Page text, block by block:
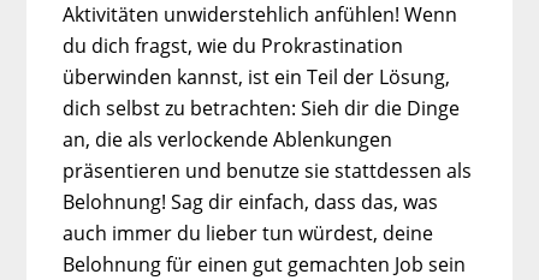
Aktivitäten unwiderstehlich anfühlen! Wenn
du dich fragst, wie du Prokrastination
überwinden kannst, ist ein Teil der Lösung,
dich selbst zu betrachten: Sieh dir die Dinge
an, die als verlockende Ablenkungen
präsentieren und benutze sie stattdessen als
Belohnung! Sag dir einfach, dass das, was
auch immer du lieber tun würdest, deine
Belohnung für einen gut gemachten Job sein